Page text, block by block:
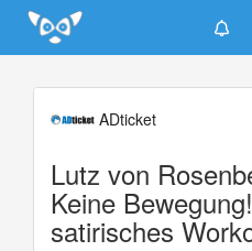
Update cookies preferences
ADticket
Lutz von
Keine
satirisches